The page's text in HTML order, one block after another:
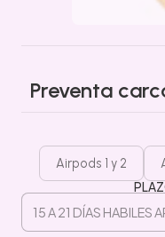
Preventa
Airpods 1 y 2